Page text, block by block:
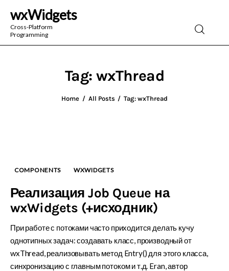
wxWidgets
Cross-Platform
Programming
Tag: wxThread
Home All Posts Tag: wxThread
wxWidgets
Cross-Platform Programming
COMPONENTS WXWIDGETS
Реализация Job Queue на
wxWidgets (+исходник)
При работе с потоками часто приходится делать кучу
однотипных задач: создавать класс, производный от
wxThread, реализовывать метод Entry() для этого класса,
синхронизацию с главным потоком и т.д. Eran, автор